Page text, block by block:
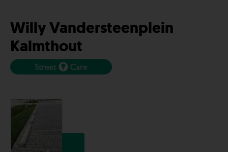
Willy Vandersteenplein
Kalmthout